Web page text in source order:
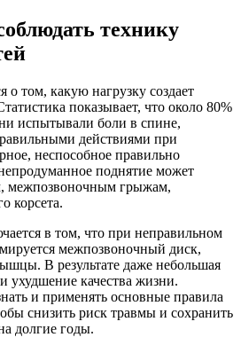
технику
том, какую нагрузку создает
показывает, что около 80%
испытывали боли в спине,
действиями при
неспособное правильно
поднятие может
межпозвоночным грыжам,
корсета.
в том, что при неправильном
межпозвоночный диск,
В результате даже небольшая
ухудшение качества жизни.
и применять основные правила
снизить риск травмы и сохранить
долгие годы.